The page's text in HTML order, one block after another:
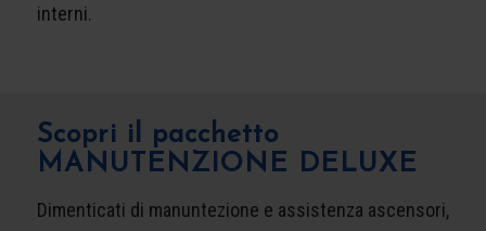
interni.
Scopri il pacchetto
MANUTENZIONE DELUXE
Dimenticati di manuntezione e assistenza ascensori,